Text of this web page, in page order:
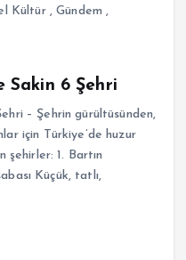
Kültür,Gündem ,
Sakin 6 Şehri
– Şehrin gürültüsünden,
için Türkiye’de huzur
şehirler: 1. Bartın
Küçük, tatlı,